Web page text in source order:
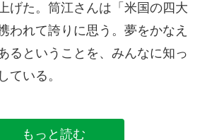
げた。筒江さんは「米国の四大
われて誇りに思う。夢をかなえ
るということを、みんなに知っ
ている。
もっと読む